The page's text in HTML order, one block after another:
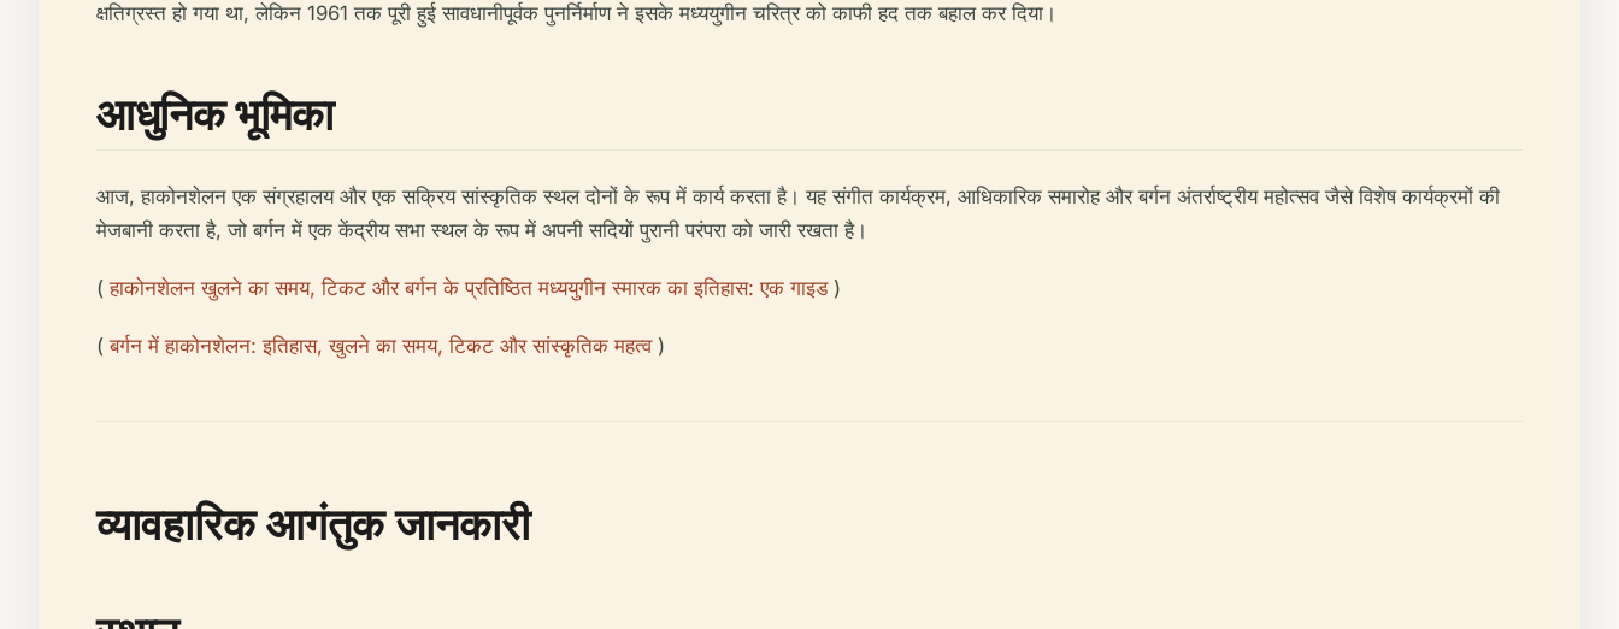
क्षतिग्रस्त हो गया था, लेकिन 1961 तक पूरी हुई सावधानीपूर्वक पुनर्निर्माण ने इसके मध्ययुगीन चरित्र को काफी हद तक बहाल कर दिया।
आधुनिक भूमिका
आज, हाकोनशेलन एक संग्रहालय और एक सक्रिय सांस्कृतिक स्थल दोनों के रूप में कार्य करता है। यह संगीत कार्यक्रम, आधिकारिक समारोह और बर्गन अंतर्राष्ट्रीय महोत्सव जैसे विशेष कार्यक्रमों की
मेजबानी करता है, जो बर्गन में एक केंद्रीय सभा स्थल के रूप में अपनी सदियों पुरानी परंपरा को जारी रखता है।
(हाकोनशेलन खुलने का समय, टिकट और बर्गन के प्रतिष्ठित मध्ययुगीन स्मारक का इतिहास: एक गाइड)
(बर्गन में हाकोनशेलन: इतिहास, खुलने का समय, टिकट और सांस्कृतिक महत्व)
व्यावहारिक आगंतुक जानकारी